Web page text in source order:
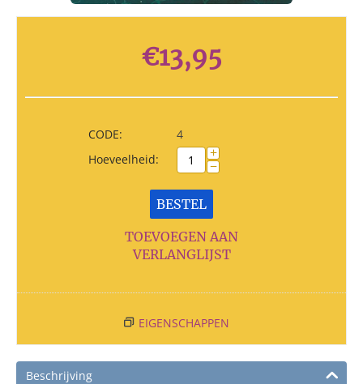
€13,95
CODE:
4
Hoeveelheid:
+
−
BESTEL
TOEVOEGEN AAN
VERLANGLIJST
EIGENSCHAPPEN
Beschrijving